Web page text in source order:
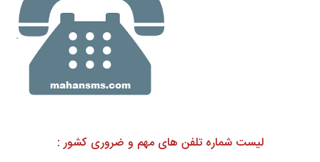
.
لیست شماره تلفن های مهم و ضروری کشور :